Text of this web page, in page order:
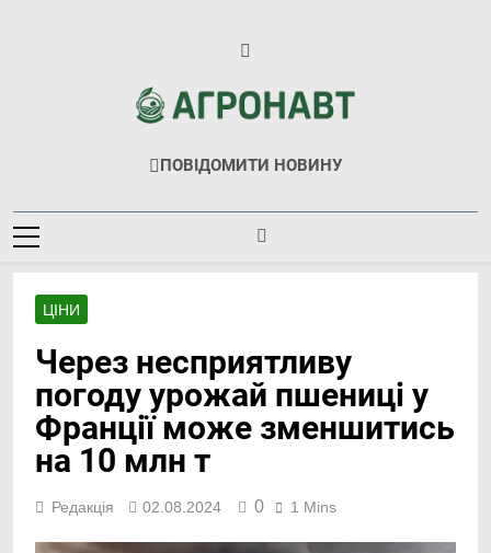
Агронавт
Новини Українського Агробізнесу
ПОВІДОМИТИ НОВИНУ
ЦІНИ
Через несприятливу
погоду урожай пшениці у
Франції може зменшитись
на 10 млн т
Редакція 02.08.2024 0 1 Mins